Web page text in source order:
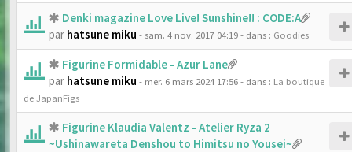
Denki magazine Love Live! Sunshine!! : CODE:A
par hatsune miku - sam. 4 nov. 2017 04:19- dans : Goodies
Figurine Formidable - Azur Lane
par hatsune miku - mer. 6 mars 2024 17:56- dans : La boutique
de JapanFigs
Figurine Klaudia Valentz - Atelier Ryza 2
~Ushinawareta Denshou to Himitsu no Yousei~